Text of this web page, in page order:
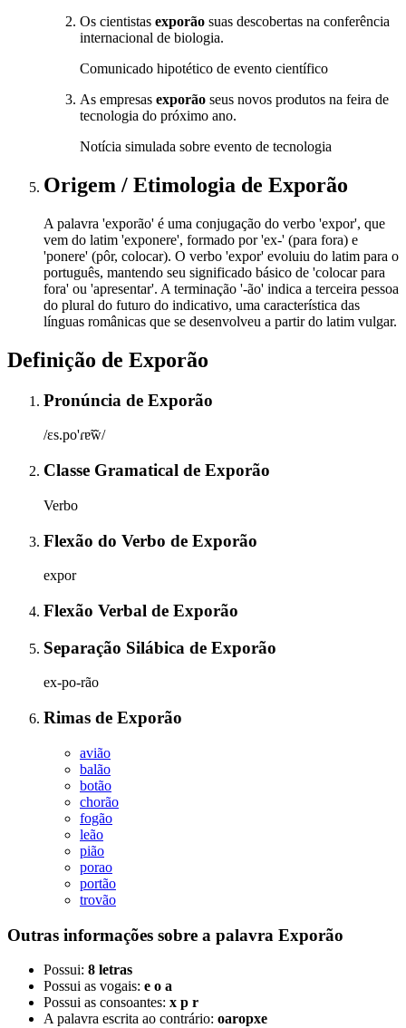
Os cientistas exporão suas descobertas na conferência
internacional de biologia.
Comunicado hipotético de evento científico
As empresas exporão seus novos produtos na feira de
tecnologia do próximo ano.
Notícia simulada sobre evento de tecnologia
Origem / Etimologia de Exporão
A palavra 'exporão' é uma conjugação do verbo 'expor', que
vem do latim 'exponere', formado por 'ex-' (para fora) e
'ponere' (pôr, colocar). O verbo 'expor' evoluiu do latim para o
português, mantendo seu significado básico de 'colocar para
fora' ou 'apresentar'. A terminação '-ão' indica a terceira pessoa
do plural do futuro do indicativo, uma característica das
línguas românicas que se desenvolveu a partir do latim vulgar.
Definição de Exporão
Pronúncia de Exporão
/ɛs.po'ɾɐ̃w̃/
Classe Gramatical de Exporão
Verbo
Flexão do Verbo de Exporão
expor
Flexão Verbal de Exporão
Separação Silábica de Exporão
ex-po-rão
Rimas de Exporão
avião
balão
botão
chorão
fogão
leão
pião
porao
portão
trovão
Outras informações sobre a palavra Exporão
Possui: 8 letras
Possui as vogais: e o a
Possui as consoantes: x p r
A palavra escrita ao contrário: oaropxe